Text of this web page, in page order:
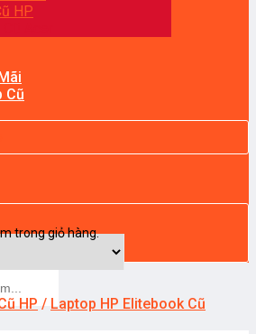
HP
Cũ
trong giỏ hàng.
HP / Laptop HP Elitebook Cũ